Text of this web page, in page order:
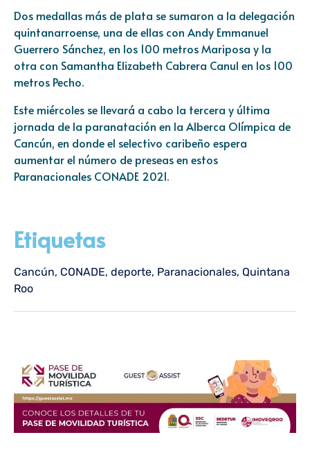
Dos medallas más de plata se sumaron a la delegación
quintanarroense, una de ellas con Andy Emmanuel
Guerrero Sánchez, en los 100 metros Mariposa y la
otra con Samantha Elizabeth Cabrera Canul en los 100
metros Pecho.
Este miércoles se llevará a cabo la tercera y última
jornada de la paranatación en la Alberca Olímpica de
Cancún, en donde el selectivo caribeño espera
aumentar el número de preseas en estos
Paranacionales CONADE 2021.
Etiquetas
Cancún, CONADE, deporte, Paranacionales, Quintana
Roo